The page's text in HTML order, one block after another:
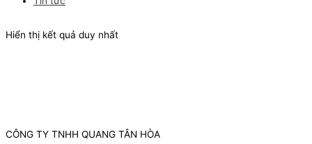
Hiển thị kết quả duy nhất
CÔNG TY TNHH QUANG TÂN HÒA